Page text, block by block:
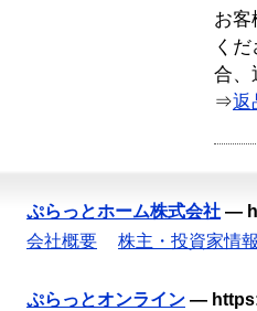
お客
く
合、
⇒返
ぷらっとホーム株式会社 —
会社概要
株主・投資家情報
ぷらっとオンライン —